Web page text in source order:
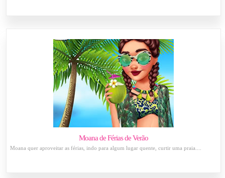
Moana de Férias de Verão
Moana quer aproveitar as férias, indo para algum lugar quente, curtir uma praia....